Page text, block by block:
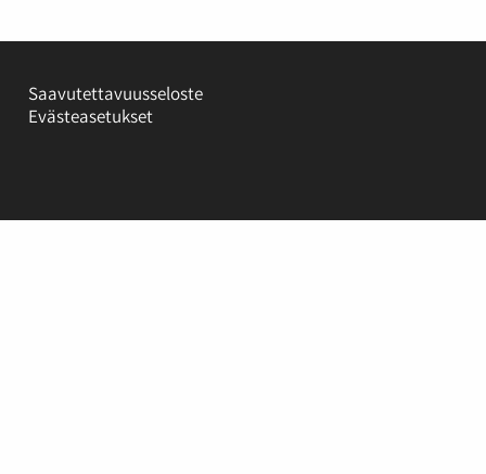
Saavutettavuusseloste
Evästeasetukset